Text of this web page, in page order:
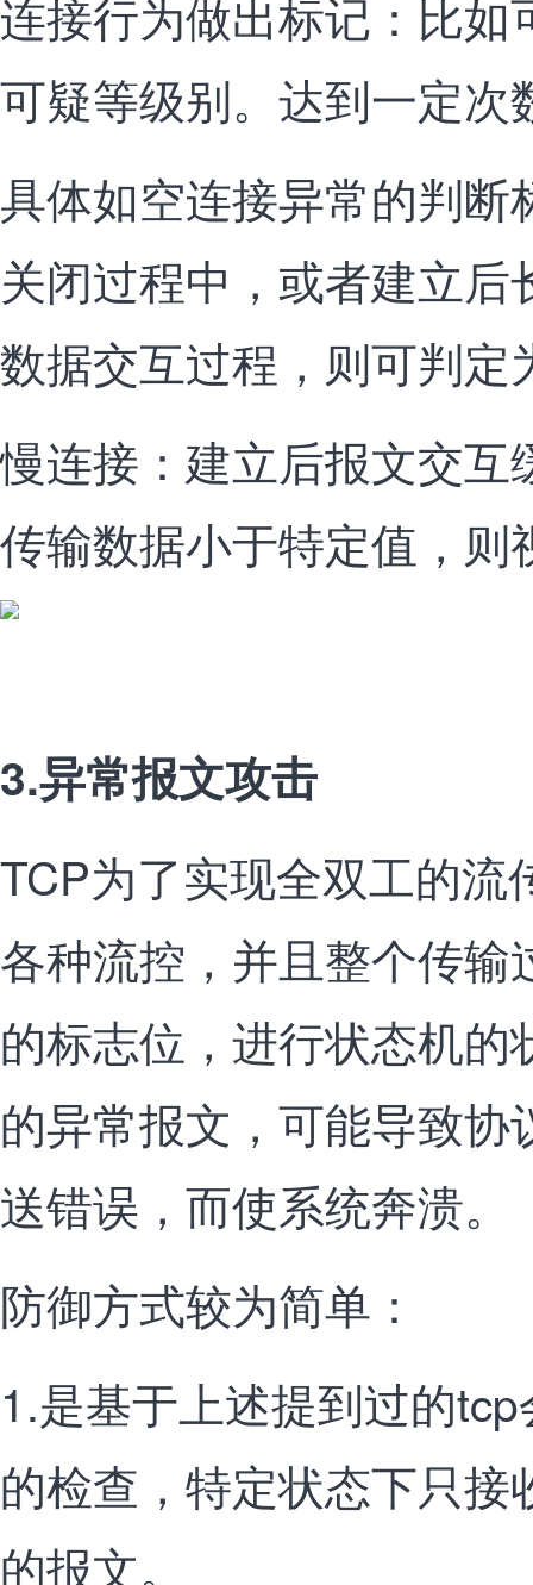
连接行为做出标记：比
可疑等级别。达到一定次
具体如空连接异常的判
关闭过程中，或者建立
数据交互过程，则可判定
慢连接：建立后报文交互
传输数据小于特定值，
3.异常报文攻击
TCP为了实现全双工的流
各种流控，并且整个传
的标志位，进行状态机
的异常报文，可能导致
送错误，而使系统奔溃。
防御方式较为简单：
1.是基于上述提到过的
的检查，特定状态下只
的报文。